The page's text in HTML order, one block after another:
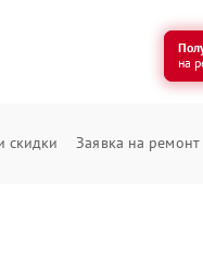
на
скидки Заявка на ремонт